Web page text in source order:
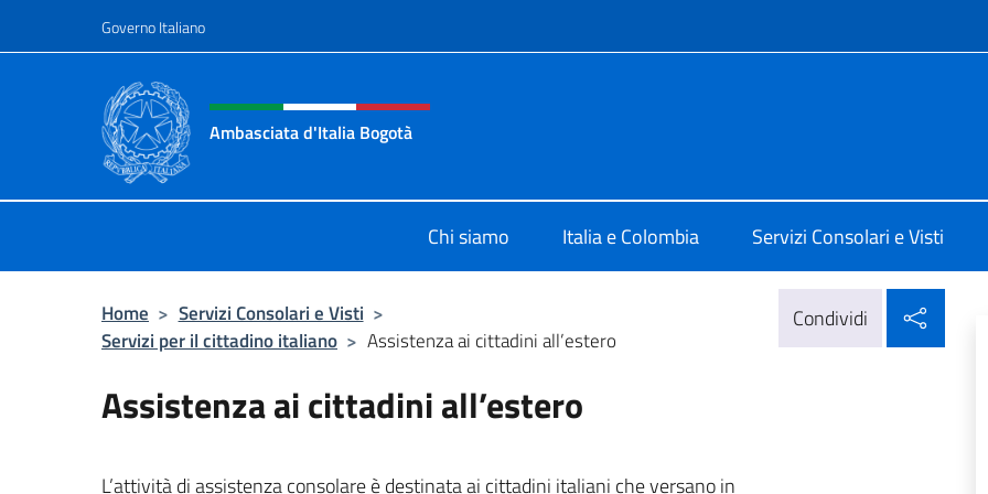
Governo Italiano
Intestazione sito, social e menù
Ambasciata d'Italia Bogotà
Chi siamo Italia e Colombia Servizi Consolari e Visti
Home > Servizi Consolari e Visti >
Servizi per il cittadino italiano > Assistenza ai cittadini all’estero
Condividi
Assistenza ai cittadini all’estero
L’attività di assistenza consolare è destinata ai cittadini italiani che versano in